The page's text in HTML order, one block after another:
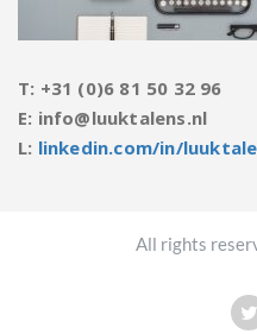
T: +31 (0)6 81 50 32 96
E: info@luuktalens.nl
L: linkedin.com/in/
All rights